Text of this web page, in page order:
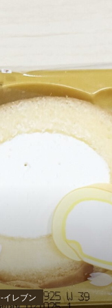
イレブン